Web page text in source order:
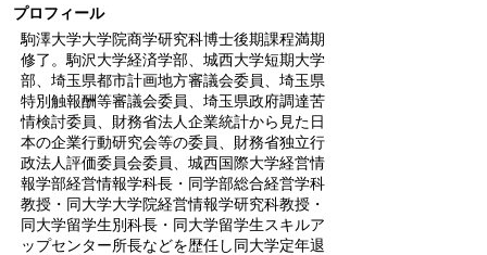
プロフィール
駒澤大学大学院商学研究科博士後期課程満期
修了。駒沢大学経済学部、城西大学短期大学
部、埼玉県都市計画地方審議会委員、埼玉県
特別触報酬等審議会委員、埼玉県政府調達苦
情検討委員、財務省法人企業統計から見た日
本の企業行動研究会等の委員、財務省独立行
政法人評価委員会委員、城西国際大学経営情
報学部経営情報学科長・同学部総合経営学科
教授・同大学大学院経営情報学研究科教授・
同大学留学生別科長・同大学留学生スキルア
ップセンター所長などを歴任し同大学定年退